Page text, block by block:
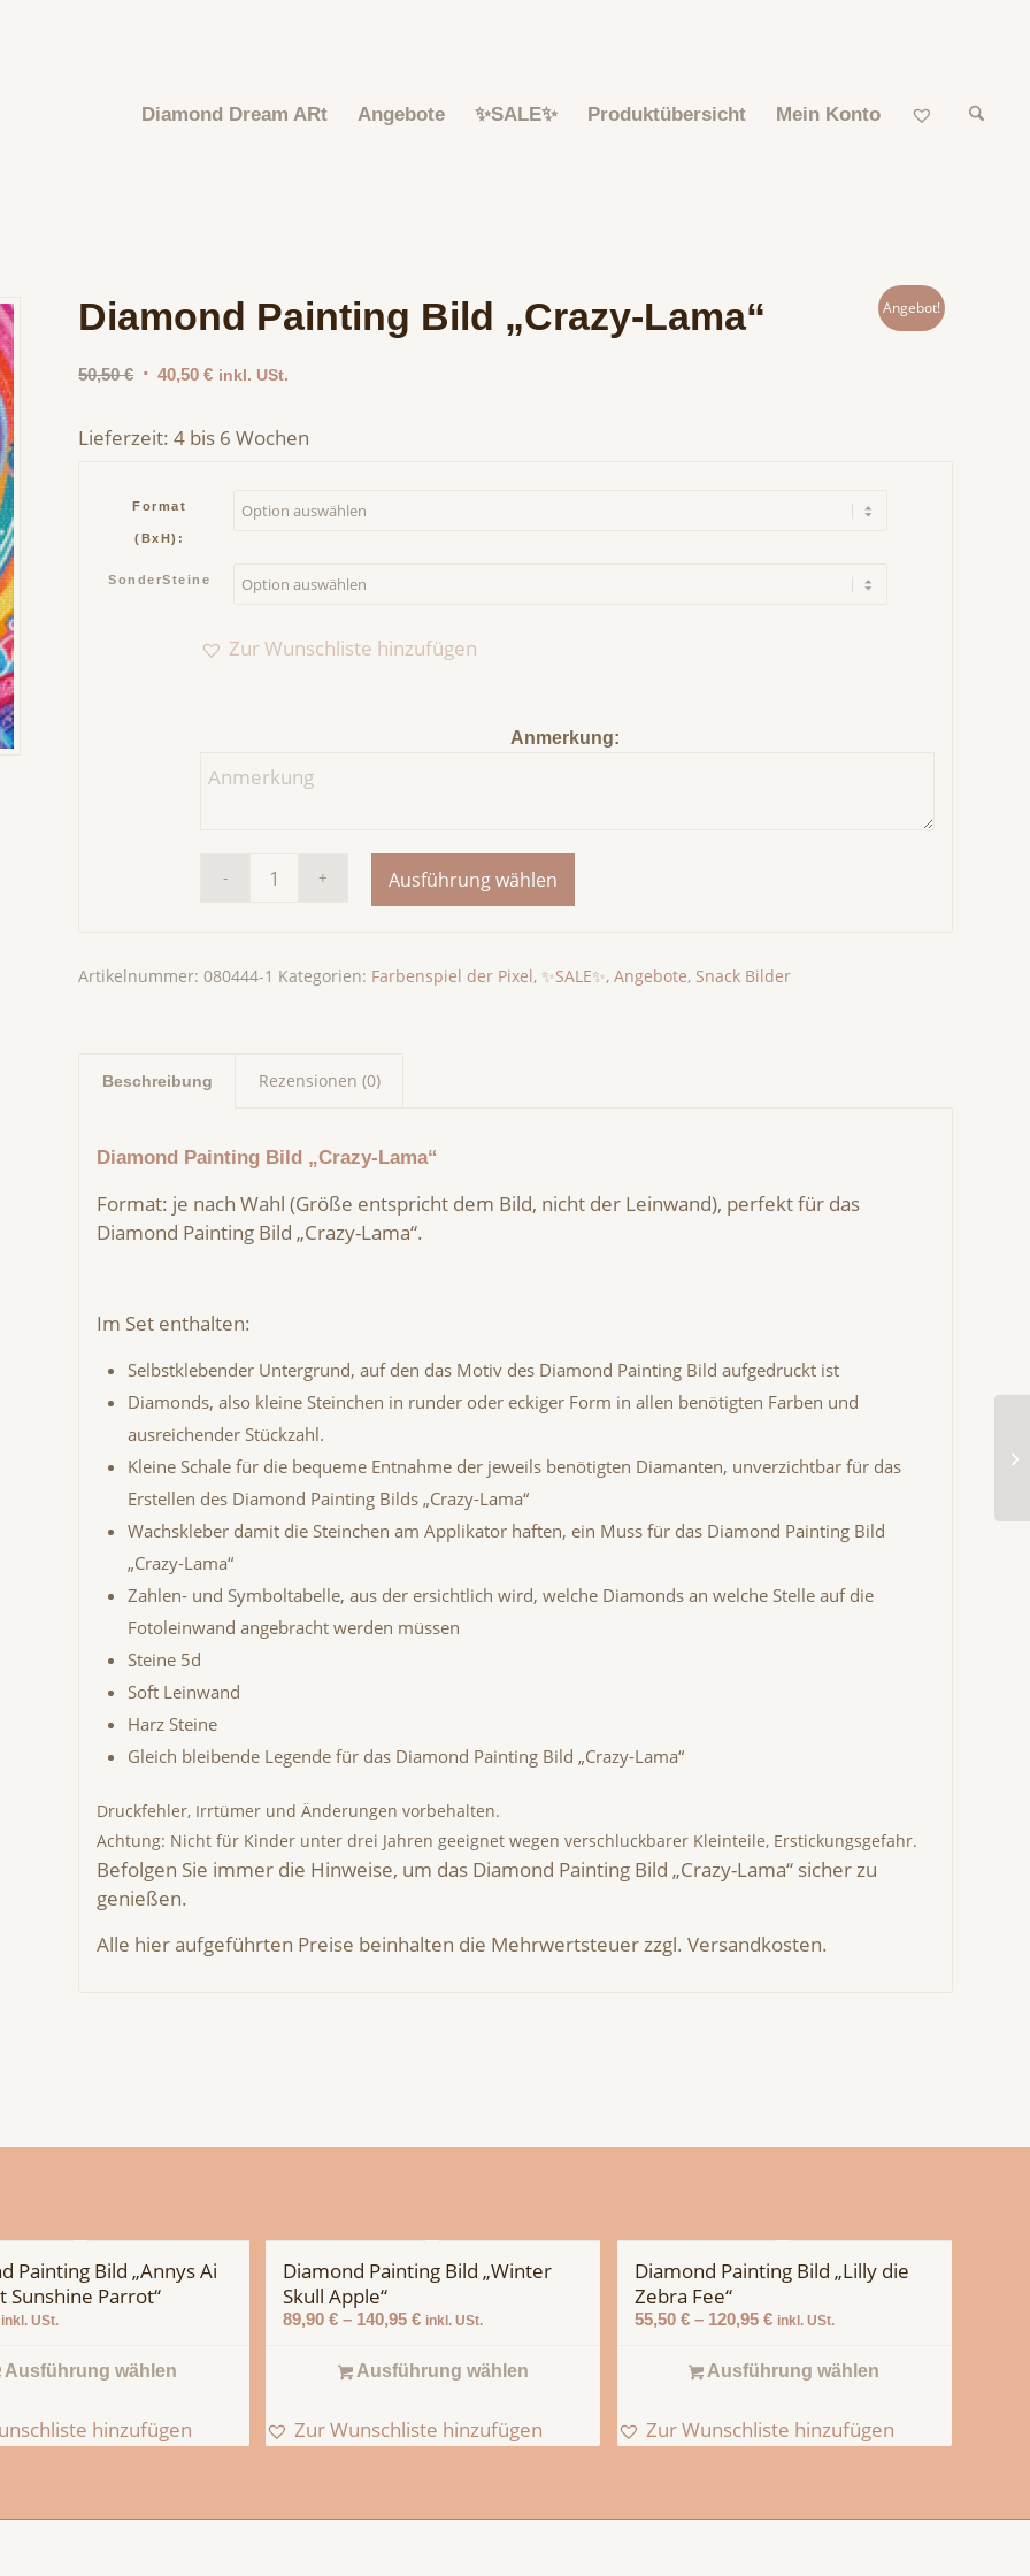
Diamond Dream ARt Angebote ✨SALE✨ Produktübersicht Mein Konto
Angebot!
Diamond Painting Bild „Crazy-Lama“
50,50€ Ursprünglicher
war:
40,50€Aktueller
ist:
inkl. USt.
Lieferzeit:4 bis 6 Wochen
Format
(BxH):
SonderSteine
Zur Wunschliste hinzufügen
Anmerkung:
Ausführung wählen
Artikelnummer:080444-1 Kategorien: Farbenspiel der Pixel, ✨SALE✨,Angebote, Snack Bilder
Beschreibung Rezensionen (0)
Diamond Painting Bild „Crazy-Lama“
Format: je nach Wahl (Größe entspricht dem Bild, nicht der Leinwand), perfekt für das
Diamond Painting Bild „Crazy-Lama“.
Im Set enthalten:
Selbstklebender Untergrund, auf den das Motiv des Diamond Painting Bild aufgedruckt ist
Diamonds, also kleine Steinchen in runder oder eckiger Form in allen benötigten Farben und
ausreichender Stückzahl.
Kleine Schale für die bequeme Entnahme der jeweils benötigten Diamanten, unverzichtbar für das
Erstellen des Diamond Painting Bilds „Crazy-Lama“
Wachskleber damit die Steinchen am Applikator haften, ein Muss für das Diamond Painting Bild
„Crazy-Lama“
Zahlen- und Symboltabelle, aus der ersichtlich wird, welche Diamonds an welche Stelle auf die
Fotoleinwand angebracht werden müssen
Steine 5d
Soft Leinwand
Harz Steine
Gleich bleibende Legende für das Diamond Painting Bild „Crazy-Lama“
Druckfehler, Irrtümer und Änderungen vorbehalten.
Achtung: Nicht für Kinder unter drei Jahren geeignet wegen verschluckbarer Kleinteile, Erstickungsgefahr.
Befolgen Sie immer die Hinweise, um das Diamond Painting Bild „Crazy-Lama“ sicher zu
genießen.
Alle hier aufgeführten Preise beinhalten die Mehrwertsteuer zzgl. Versandkosten.
Painting Bild „Annys Ai
Sunshine Parrot“
inkl. USt.
Ausführung wählen
hinzufügen
Diamond Painting Bild „Winter
Skull Apple“
89,90€ – 140,95€ inkl. USt.
Ausführung wählen
Zur Wunschliste hinzufügen
Diamond Painting Bild „Lilly die
Zebra Fee“
55,50 €– 120,95 € inkl. USt.
Ausführung wählen
Zur Wunschliste hinzufügen